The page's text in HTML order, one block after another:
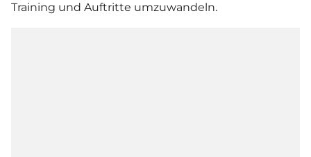
Training und Auftritte umzuwandeln.